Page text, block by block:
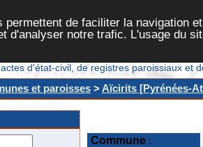
permettent de faciliter la navigation
d'analyser notre trafic. L'usage du
d'état-civil, de registres paroissiaux et
et paroisses >Aïcirits [Pyrénées-
Commune :